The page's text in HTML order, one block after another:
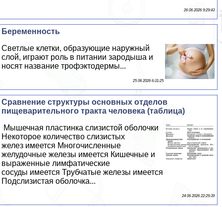
26 06 2026 9:29:43
Беременность
Светлые клетки, образующие наружный
слой, играют роль в питании зародыша и
носят название трофэктодермы...
25 06 2026 6:31:25
Сравнение структуры основных отделов
пищеварительного тpaкта человека (таблица)
Мышечная пластинка слизистой оболочки
Некоторое количество слизистых
желез имеется Многочисленные
желудочные железы имеется Кишечные и
выраженные лимфатические
сосуды имеется Трубчатые железы имеется
Подслизистая оболочка...
24 06 2026 22:29:39